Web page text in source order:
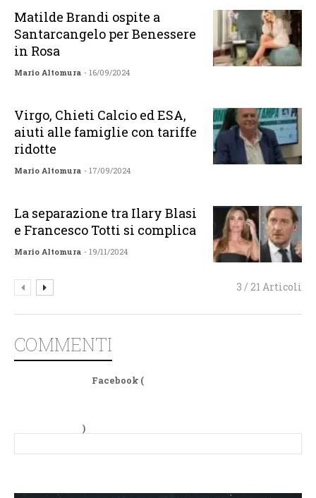
Matilde Brandi ospite a
Santarcangelo per Benessere
in Rosa
Mario Altomura - 16/09/2024
Virgo, Chieti Calcio ed ESA,
aiuti alle famiglie con tariffe
ridotte
Mario Altomura - 17/09/2024
La separazione tra Ilary Blasi
e Francesco Totti si complica
Mario Altomura - 19/11/2024
3 / 21 Articoli
COMMENTI
Facebook (
)